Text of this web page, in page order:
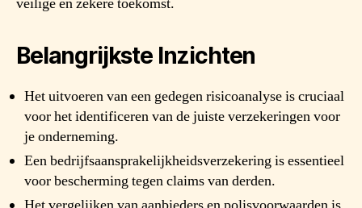
Belangrijkste Inzichten
Het uitvoeren van een gedegen risicoanalyse is cruciaal
voor het identificeren van de juiste verzekeringen voor
je onderneming.
Een bedrijfsaansprakelijkheidsverzekering is essentieel
voor bescherming tegen claims van derden.